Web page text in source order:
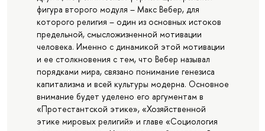
фигура второго модуля – Макс Вебер, для
которого религия – один из основных истоков
предельной, смысложизненной мотивации
человека. Именно с динамикой этой мотивации
и ее столкновения с тем, что Вебер называл
порядками мира, связано понимание генезиса
капитализма и всей культуры модерна. Основное
внимание будет уделено его аргументам в
«Протестантской этике», «Хозяйственной
этике мировых религий» и главе «Социология